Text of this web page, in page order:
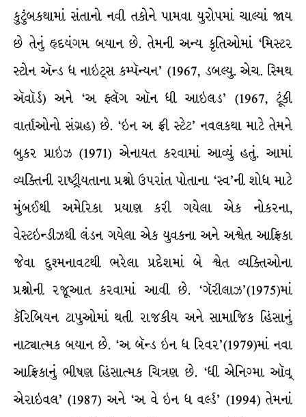
કુટુંબકથામાં સંતાનો નવી તકોને પામવા યુરોપમાં ચાલ્યાં જાય
છે તેનું હૃદયંગમ બયાન છે. તેમની અન્ય કૃતિઓમાં ‘મિસ્ટર
સ્ટોન ઍન્ડ ધ નાઇટ્સ કમ્પૅન્યન’ (1967, ડબલ્યુ. એચ. સ્મિથ
ઍવૉર્ડ) અને ‘અ ફ્લૅગ ઑન ધી આઇલડ’ (1967, ટૂંકી
વાર્તાઓનો સંગ્રહ) છે. ‘ઇન અ ફ્રી સ્ટેટ’ નવલકથા માટે તેમને
બુકર પ્રાઇઝ (1971) એનાયત કરવામાં આવ્યું હતું. આમાં
વ્યક્તિની રાષ્ટ્રીયતાના પ્રશ્નો ઉપરાંત પોતાના ‘સ્વ’ની શોધ માટે
મુંબઈથી અમેરિકા પ્રયાણ કરી ગયેલા એક નોકરના,
વેસ્ટઇન્ડીઝથી લંડન ગયેલા એક યુવકના અને અશ્વેત આફ્રિકા
જેવા દુશ્મનાવટથી ભરેલા પ્રદેશમાં બે શ્વેત વ્યક્તિઓના
પ્રશ્નોની રજૂઆત કરવામાં આવી છે. ‘ગૅરીલાઝ’(1975)માં
કૅરિબિયન ટાપુઓમાં થતી રાજકીય અને સામાજિક હિંસાનું
નાટ્યાત્મક બયાન છે. ‘અ બૅન્ડ ઇન ધ રિવર’(1979)માં નવા
આફ્રિકાનું ભીષણ હિંસાત્મક ચિત્રણ છે. ‘ધી એનિગ્મા ઑવ્
એરાઇવલ’ (1987) અને ‘અ વે ઇન ધ વર્લ્ડ’ (1994) તેમનાં